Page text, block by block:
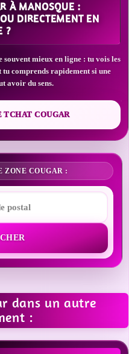
À MANOSQUE :
DIRECTEMENT EN
?
mieux en ligne : tu vois les
comprends rapidement si une
avoir du sens.
TCHAT COUGAR
ZONE COUGAR :
dans un autre
: